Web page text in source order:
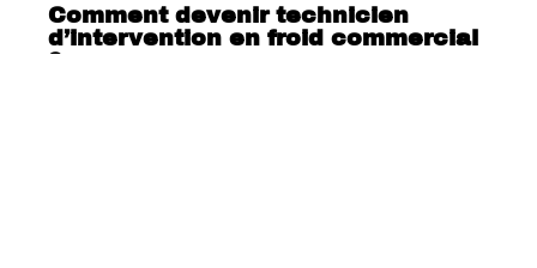
Comment devenir technicien
d’intervention en froid commercial
?